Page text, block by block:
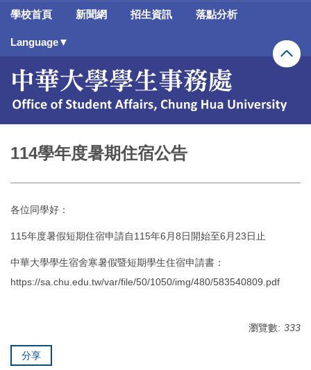
跳
主
容
區
學校首頁 新聞網 招生資訊 落點分析
Language▼
114學年度暑期住宿公告
各位同學好：
115年度暑假短期住宿申請自115年6月8日開始至6月23日止
中華大學學生宿舍寒暑假暨短期學生住宿申請書：
https://sa.chu.edu.tw/var/file/50/1050/img/480/583540809.pdf
瀏覽數: 333
分享